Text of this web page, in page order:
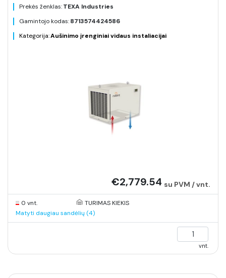
Prekės ženklas:TEXA Industries
Gamintojo kodas:8713574424586
Kategorija:Aušinimo įrenginiai vidaus instaliacijai
€2,779.54 su PVM / vnt.
0 vnt.
TURIMAS KIEKIS
Matyti daugiau sandėlių (4)
vnt.